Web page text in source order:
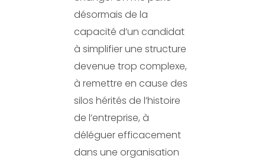
désormais de la
capacité d’un candidat
à simplifier une structure
devenue trop complexe,
à remettre en cause des
silos hérités de l’histoire
de l’entreprise, à
déléguer efficacement
dans une organisation